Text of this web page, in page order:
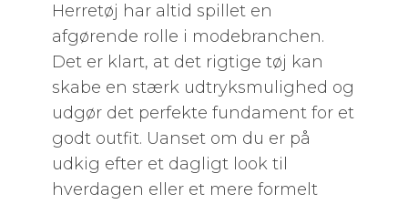
Herretøj har altid spillet en
afgørende rolle i modebranchen.
Det er klart, at det rigtige tøj kan
skabe en stærk udtryksmulighed og
udgør det perfekte fundament for et
godt outfit. Uanset om du er på
udkig efter et dagligt look til
hverdagen eller et mere formelt